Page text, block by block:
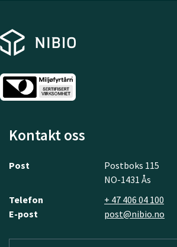
Kontakt oss
Post
Postboks 115
NO-1431 Ås
Telefon
+ 47 406 04 100
E-post
post@nibio.no